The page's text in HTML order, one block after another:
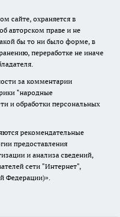
сайте, охраняется в
авторском праве и не
бы то ни было форме, в
переработке не иначе
за комментарии
"народные
и обработки персональных
рекомендательные
предоставления
и анализа сведений,
сети "Интернет",
Федерации)».